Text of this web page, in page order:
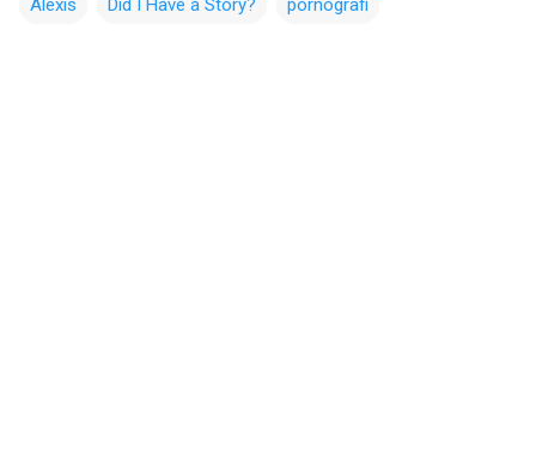
Alexis Did I Have a Story? pornografi